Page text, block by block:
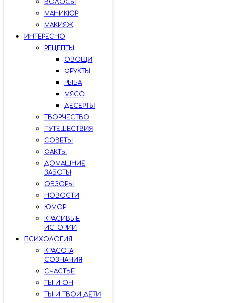
ВОЛОСЫ
МАНИКЮР
МАКИЯЖ
ИНТЕРЕСНО
РЕЦЕПТЫ
ОВОЩИ
ФРУКТЫ
РЫБА
МЯСО
ДЕСЕРТЫ
ТВОРЧЕСТВО
ПУТЕШЕСТВИЯ
СОВЕТЫ
ФАКТЫ
ДОМАШНИЕ
ЗАБОТЫ
ОБЗОРЫ
НОВОСТИ
ЮМОР
КРАСИВЫЕ
ИСТОРИИ
ПСИХОЛОГИЯ
КРАСОТА
СОЗНАНИЯ
СЧАСТЬЕ
ТЫ И ОН
ТЫ И ТВОИ ДЕТИ